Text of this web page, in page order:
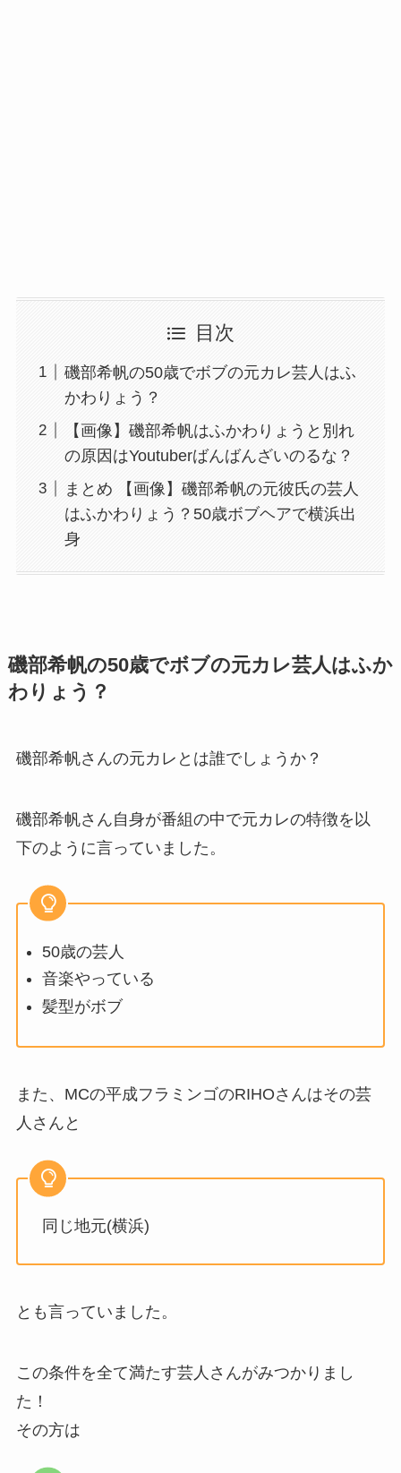
目次
磯部希帆の50歳でボブの元カレ芸人はふ
かわりょう？
【画像】磯部希帆はふかわりょうと別れ
の原因はYoutuberばんばんざいのるな？
まとめ 【画像】磯部希帆の元彼氏の芸人
はふかわりょう？50歳ボブヘアで横浜出
身
磯部希帆の50歳でボブの元カレ芸人はふか
わりょう？
磯部希帆さんの元カレとは誰でしょうか？
磯部希帆さん自身が番組の中で元カレの特徴を以
下のように言っていました。
50歳の芸人
音楽やっている
髪型がボブ
また、MCの平成フラミンゴのRIHOさんはその芸
人さんと
同じ地元(横浜)
とも言っていました。
この条件を全て満たす芸人さんがみつかりまし
た！
その方は